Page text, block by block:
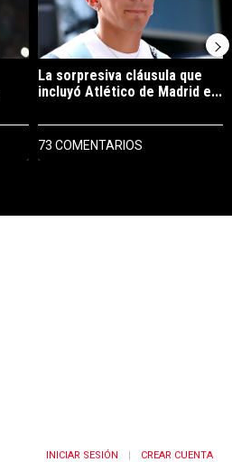
La sorpresiva cláusula que
incluyó Atlético de Madrid e...
73 COMENTARIOS
INICIAR SESIÓN CREAR CUENTA